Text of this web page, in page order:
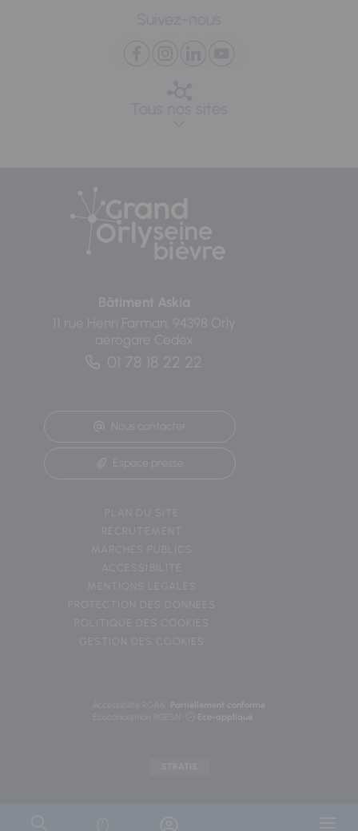
Bâtiment Askia
11 rue Henri Farman, 94398 Orly
aérogare Cedex
01 78 18 22 22
Nous contacter
Espace presse
PLAN DU SITE
RECRUTEMENT
MARCHÉS PUBLICS
ACCESSIBILITÉ
MENTIONS LÉGALES
Partiellement conforme
Eco-appliqué